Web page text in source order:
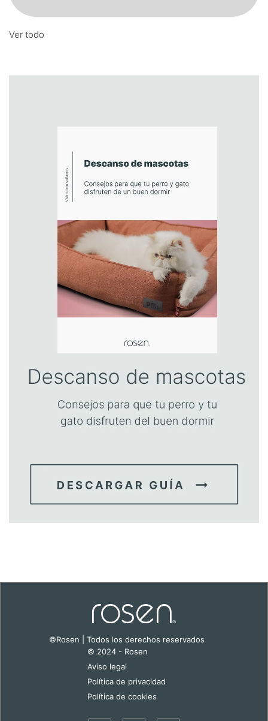
Ver todo
©Rosen | Todos los derechos reservados
© 2024 - Rosen
Aviso legal
Política de privacidad
Política de cookies